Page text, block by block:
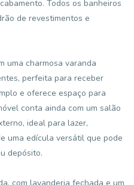
Todos os banheiros
de revestimentos e
uma charmosa varanda
perfeita para receber
e oferece espaço para
conta ainda com um salão
ideal para lazer,
uma edícula versátil que pode
depósito.